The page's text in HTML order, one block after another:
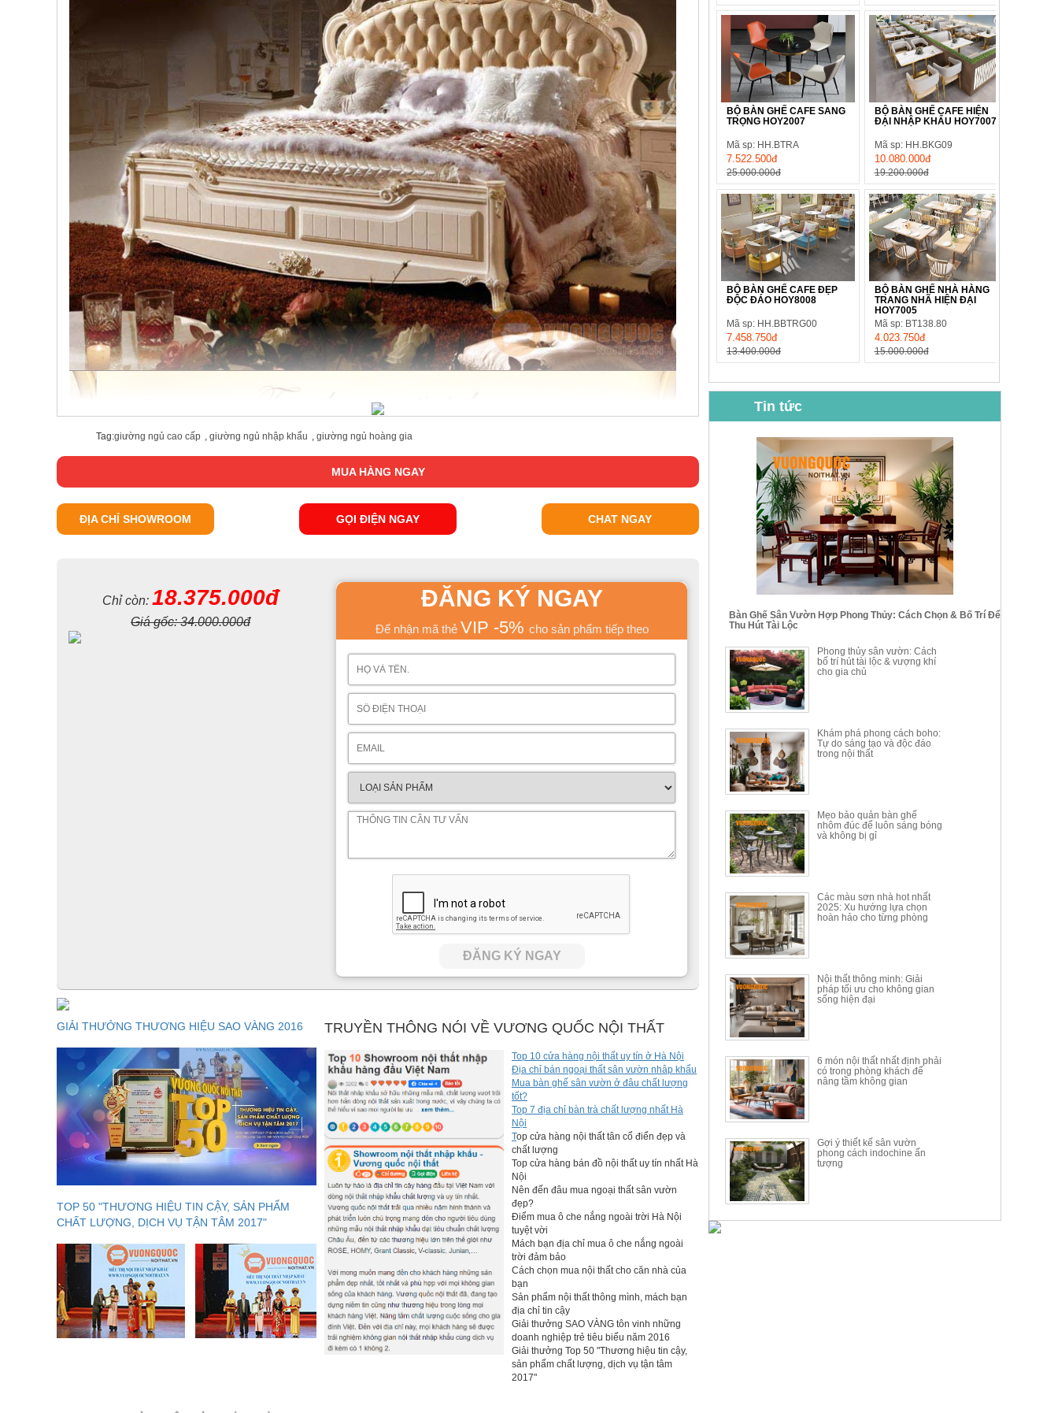
Tag:giường ngủ cao cấp , giường ngủ nhập khẩu , giường ngủ hoàng gia
MUA HÀNG NGAY
ĐỊA CHỈ SHOWROOM GỌI ĐIỆN NGAY CHAT NGAY
Chỉ còn: 18.375.000đ
Giá gốc:34.000.000đ
ĐĂNG KÝ NGAY
Để nhận mã thẻ VIP -5% cho sản phẩm tiếp theo
ĐĂNG KÝ NGAY
GIẢI THƯỞNG THƯƠNG HIỆU SAO VÀNG 2016
TOP 50 "THƯƠNG HIỆU TIN CẬY, SẢN PHẨM
CHẤT LƯỢNG, DỊCH VỤ TẬN TÂM 2017"
TRUYỀN THÔNG NÓI VỀ VƯƠNG QUỐC NỘI THẤT
Top 10 cửa hàng nội thất uy tín ở Hà Nội
Địa chỉ bán ngoại thất sân vườn nhâp khẩu
Mua bàn ghế sân vườn ở đâu chất lượng
tốt?
Top 7 địa chỉ bàn trà chất lượng nhất Hà
Nội
Top cửa hàng nội thất tân cổ điển đẹp và
chất lượng
Top cửa hàng bán đồ nội thất uy tín nhất Hà
Nội
Nên đến đâu mua ngoại thất sân vườn
đẹp?
Điểm mua ô che nắng ngoài trời Hà Nội
tuyệt vời
Mách bạn địa chỉ mua ô che nắng ngoài
trời đảm bảo
Cách chọn mua nội thất cho căn nhà của
bạn
Sản phẩm nội thất thông mình, mách bạn
địa chỉ tin cậy
Giải thưởng SAO VÀNG tôn vinh những
doanh nghiệp trẻ tiêu biểu năm 2016
Giải thưởng Top 50 "Thương hiệu tin cậy,
sản phẩm chất lượng, dịch vụ tận tâm
2017"
BỘ BÀN GHẾ CAFE SANG
TRỌNG HOY2007
Mã sp: HH.BTRA
7.522.500đ
25.000.000đ
BỘ BÀN GHẾ CAFE HIỆN
ĐẠI NHẬP KHẨU HOY7007
Mã sp: HH.BKG09
10.080.000đ
19.200.000đ
BỘ BÀN GHẾ CAFE ĐẸP
ĐỘC ĐÁO HOY8008
Mã sp: HH.BBTRG00
7.458.750đ
13.400.000đ
BỘ BÀN GHẾ NHÀ HÀNG
TRANG NHÃ HIỆN ĐẠI
HOY7005
Mã sp: BT138.80
4.023.750đ
15.000.000đ
BỘ BÀN GHẾ CAFE NHẬP
KHẨU CAO CẤP HOY7006
Mã sp: BT135
14.178.750đ
24.700.000đ
BỘ BÀN TRÀ GỖ TỰ NHIÊN
PHONG CÁCH TRUNG HOA
KIỂU MỚI...
Mã sp: BT138.80
20.250.000đ
39.150.000đ
BỘ BÀN TRÀ GỖ PHONG
CÁCH MỚI KẾT HỢP KHAY
NHÚNG TRÀ YDX
Mã sp: BT150.46
17.617.500đ
34.100.000đ
BỘ BÀN GHẾ CAFE KIỂU
DÁNG ĐƠN GIẢN HIỆN ĐẠI
HOY8010
BÀN GHẾ TRANG ĐIỂM
THÔNG MINH HIỆN ĐẠI
TÍCH HỢP SẠC...
Mã sp: HH.BTD08
6.510.000đ
BỘ BÀN ĂN ĐẢO MẶT ĐÁ
PHIẾN AK3699
Tin tức
Bàn Ghế Sân Vườn Hợp Phong Thủy: Cách Chọn & Bố Trí Để
Thu Hút Tài Lộc
Phong thủy sân vườn: Cách
bố trí hút tài lộc & vượng khí
cho gia chủ
Khám phá phong cách boho:
Tự do sáng tạo và độc đáo
trong nội thất
Mẹo bảo quản bàn ghế
nhôm đúc để luôn sáng bóng
và không bị gỉ
Các màu sơn nhà hot nhất
2025: Xu hướng lựa chọn
hoàn hảo cho từng phòng
Nội thất thông minh: Giải
pháp tối ưu cho không gian
sống hiện đại
6 món nội thất nhất định phải
có trong phòng khách để
nâng tầm không gian
Gợi ý thiết kế sân vườn
phong cách indochine ấn
tượng